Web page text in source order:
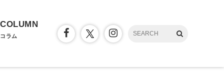
COLUMN
コラム